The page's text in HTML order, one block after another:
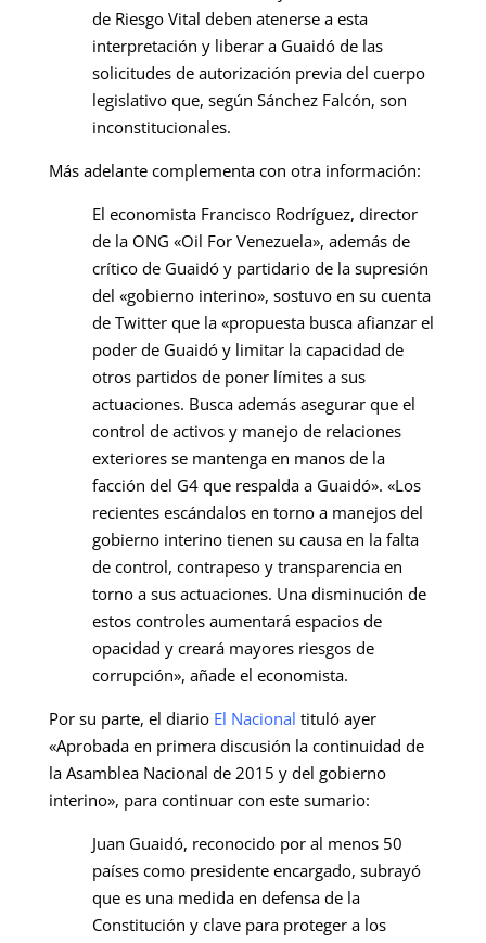
de Riesgo Vital deben atenerse a esta
interpretación y liberar a Guaidó de las
solicitudes de autorización previa del cuerpo
legislativo que, según Sánchez Falcón, son
inconstitucionales.
Más adelante complementa con otra información:
El economista Francisco Rodríguez, director
de la ONG «Oil For Venezuela», además de
crítico de Guaidó y partidario de la supresión
del «gobierno interino», sostuvo en su cuenta
de Twitter que la «propuesta busca afianzar el
poder de Guaidó y limitar la capacidad de
otros partidos de poner límites a sus
actuaciones. Busca además asegurar que el
control de activos y manejo de relaciones
exteriores se mantenga en manos de la
facción del G4 que respalda a Guaidó». «Los
recientes escándalos en torno a manejos del
gobierno interino tienen su causa en la falta
de control, contrapeso y transparencia en
torno a sus actuaciones. Una disminución de
estos controles aumentará espacios de
opacidad y creará mayores riesgos de
corrupción», añade el economista.
Por su parte, el diario El Nacional tituló ayer
«Aprobada en primera discusión la continuidad de
la Asamblea Nacional de 2015 y del gobierno
interino», para continuar con este sumario:
Juan Guaidó, reconocido por al menos 50
países como presidente encargado, subrayó
que es una medida en defensa de la
Constitución y clave para proteger a los